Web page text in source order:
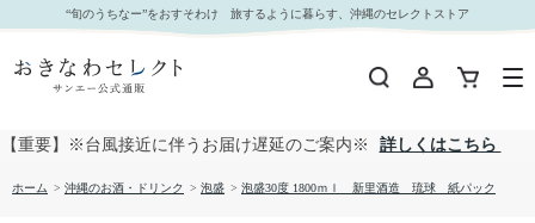
泡盛30度 1800ｍｌ 新里酒造 琉球 紙パック｜おきなわセレクト サンエー公式通販
“旬のうちなー”をおすそわけ 旅するように暮らす、沖縄のセレクトストア
【重要】※台風接近に伴うお届け遅延のご案内※ 詳しくはこちら
ホーム > 沖縄のお酒・ドリンク > 泡盛 > 泡盛30度 1800ｍｌ 新里酒造 琉球 紙パック